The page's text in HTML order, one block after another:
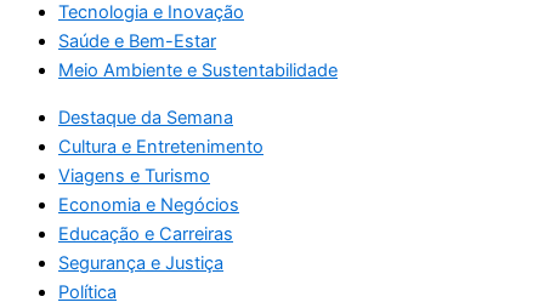
Tecnologia e Inovação
Saúde e Bem-Estar
Meio Ambiente e Sustentabilidade
Destaque da Semana
Cultura e Entretenimento
Viagens e Turismo
Economia e Negócios
Educação e Carreiras
Segurança e Justiça
Política